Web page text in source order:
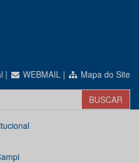
| WEBMAIL | Mapa do Site